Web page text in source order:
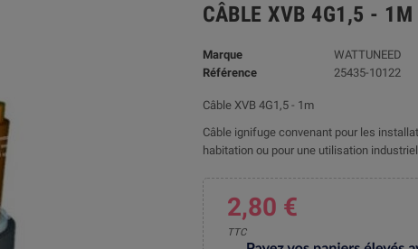
CÂBLE XVB 4G1,5 - 1M
Marque
WATTUNEED
Référence
25435-10122
Câble XVB 4G1,5 - 1m
Câble ignifuge convenant pour les
habitation ou pour une utilisation
2,80 €
TTC